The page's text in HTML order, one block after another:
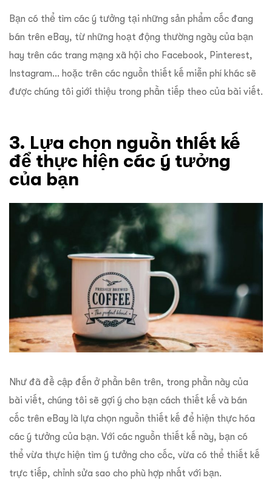
Bạn có thể tìm các ý tưởng tại những sản phẩm cốc đang
bán trên eBay, từ những hoạt động thường ngày của bạn
hay trên các trang mạng xã hội cho Facebook, Pinterest,
Instagram… hoặc trên các nguồn thiết kế miễn phí khác sẽ
được chúng tôi giới thiệu trong phần tiếp theo của bài viết.
3. Lựa chọn nguồn thiết kế
để thực hiện các ý tưởng
của bạn
Như đã đề cập đến ở phần bên trên, trong phần này của
bài viết, chúng tôi sẽ gợi ý cho bạn cách thiết kế và bán
cốc trên eBay là lựa chọn nguồn thiết kế để hiện thực hóa
các ý tưởng của bạn. Với các nguồn thiết kế này, bạn có
thể vừa thực hiện tìm ý tưởng cho cốc, vừa có thể thiết kế
trực tiếp, chỉnh sửa sao cho phù hợp nhất với bạn.